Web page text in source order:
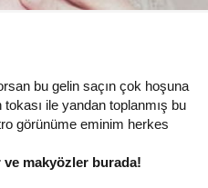
bu gelin saçın çok hoşuna
ile yandan toplanmış bu
görünüme eminim herkes
makyözler burada!